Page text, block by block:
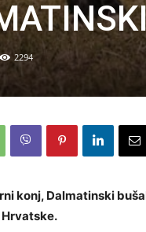
2294
konj, Dalmatinski